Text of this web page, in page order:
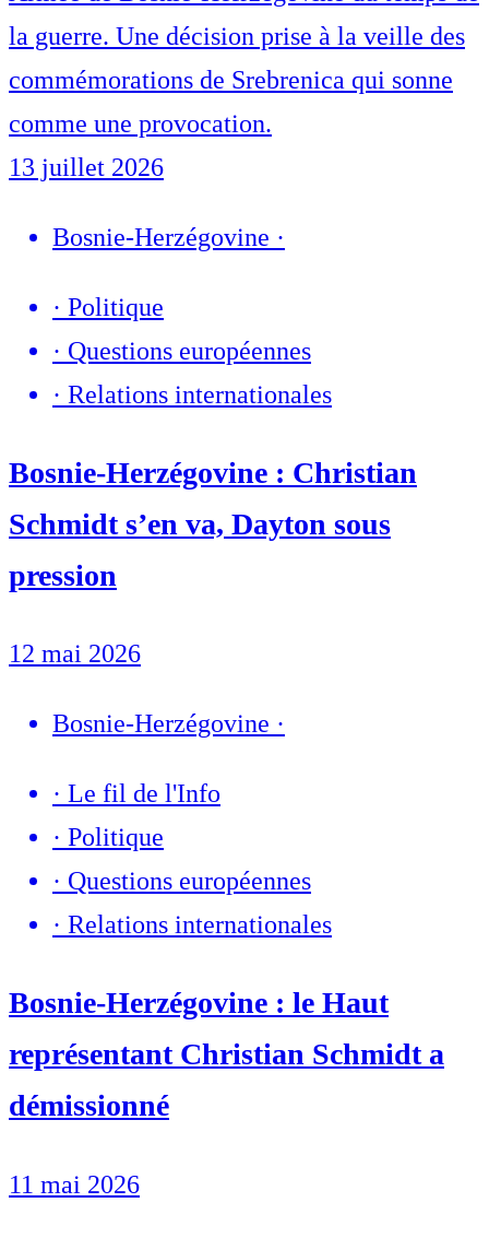
la guerre. Une décision prise à la veille des
commémorations de Srebrenica qui sonne
comme une provocation.
13 juillet 2026
Bosnie-Herzégovine ·
· Politique
· Questions européennes
· Relations internationales
Bosnie-Herzégovine : Christian
Schmidt s’en va, Dayton sous
pression
12 mai 2026
Bosnie-Herzégovine ·
· Le fil de l'Info
· Politique
· Questions européennes
· Relations internationales
Bosnie-Herzégovine : le Haut
représentant Christian Schmidt a
démissionné
11 mai 2026